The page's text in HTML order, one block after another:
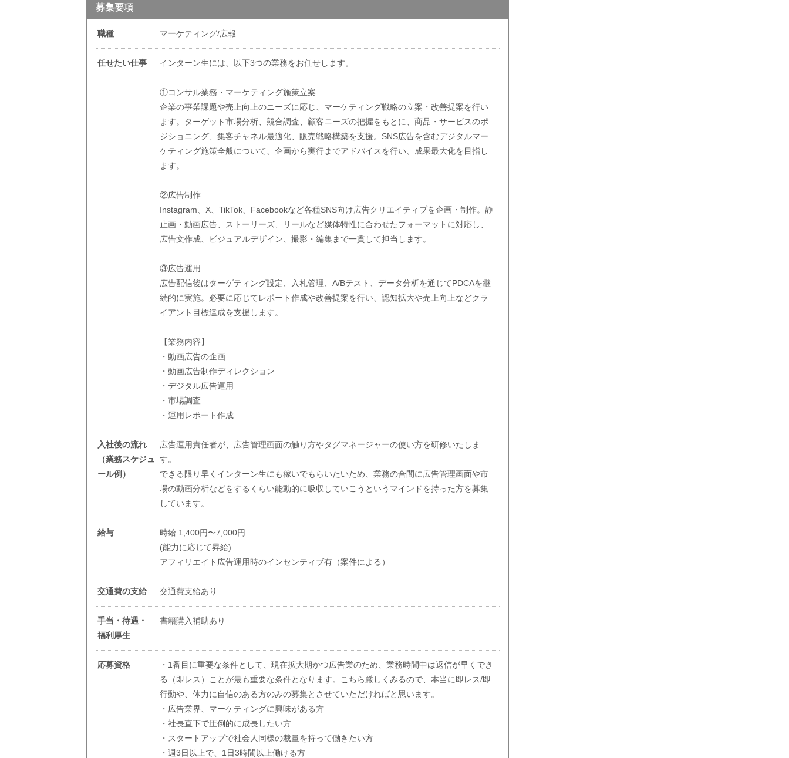
募集要項
職種 マーケティング/広報
任せたい仕事 インターン生には、以下3つの業務をお任せします。
①コンサル業務・マーケティング施策立案
企業の事業課題や売上向上のニーズに応じ、マーケティング戦略の立案・改善提案を行い
ます。ターゲット市場分析、競合調査、顧客ニーズの把握をもとに、商品・サービスのポ
ジショニング、集客チャネル最適化、販売戦略構築を支援。SNS広告を含むデジタルマー
ケティング施策全般について、企画から実行までアドバイスを行い、成果最大化を目指し
ます。
②広告制作
Instagram、X、TikTok、Facebookなど各種SNS向け広告クリエイティブを企画・制作。静
止画・動画広告、ストーリーズ、リールなど媒体特性に合わせたフォーマットに対応し、
広告文作成、ビジュアルデザイン、撮影・編集まで一貫して担当します。
③広告運用
広告配信後はターゲティング設定、入札管理、A/Bテスト、データ分析を通じてPDCAを継
続的に実施。必要に応じてレポート作成や改善提案を行い、認知拡大や売上向上などクラ
イアント目標達成を支援します。
【業務内容】
・動画広告の企画
・動画広告制作ディレクション
・デジタル広告運用
・市場調査
・運用レポート作成
入社後の流れ
（業務スケジュ
ール例）
広告運用責任者が、広告管理画面の触り方やタグマネージャーの使い方を研修いたしま
す。
できる限り早くインターン生にも稼いでもらいたいため、業務の合間に広告管理画面や市
場の動画分析などをするくらい能動的に吸収していこうというマインドを持った方を募集
しています。
給与
時給 1,400円〜7,000円
(能力に応じて昇給)
アフィリエイト広告運用時のインセンティブ有（案件による）
交通費の支給 交通費支給あり
手当・待遇・
福利厚生
書籍購入補助あり
応募資格
・1番目に重要な条件として、現在拡大期かつ広告業のため、業務時間中は返信が早くでき
る（即レス）ことが最も重要な条件となります。こちら厳しくみるので、本当に即レス/即
行動や、体力に自信のある方のみの募集とさせていただければと思います。
・広告業界、マーケティングに興味がある方
・社長直下で圧倒的に成長したい方
・スタートアップで社会人同様の裁量を持って働きたい方
・週3日以上で、1日3時間以上働ける方